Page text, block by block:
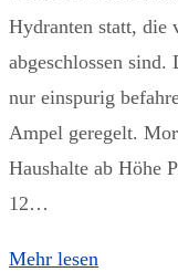
Hydranten statt, die
abgeschlossen
nur einspurig
Ampel geregelt.
Haushalte ab Höhe
12…
Mehr lesen